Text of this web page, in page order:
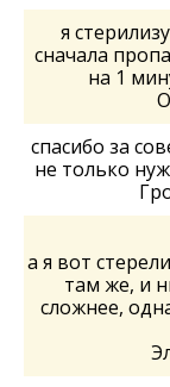
я
сначала
на 1
спасибо за
не только
а я вот
там же, и
сложнее,